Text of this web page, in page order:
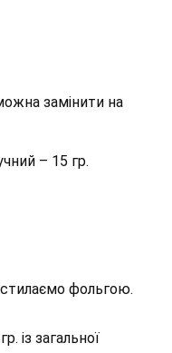
замінити на
– 15 гр.⠀
фольгою. ⠀
із загальної